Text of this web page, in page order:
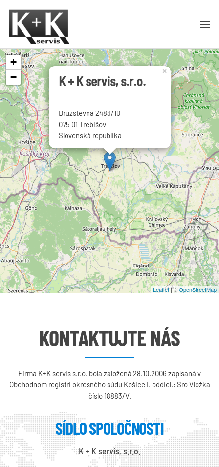
K + K servis, s.r.o.
Družstevná 2483/10
075 01 Trebišov
Slovenská republika
×
+
−
Leaflet| ©OpenStreetMap
KONTAKTUJTE NÁS
Firma K+K servis s.r.o. bola založená 28.10.2006 zapísaná v
Obchodnom registri okresného súdu Košice I. oddiel.: Sro Vložka
číslo 18883/V.
SÍDLO SPOLOČNOSTI
K + K servis, s.r.o.